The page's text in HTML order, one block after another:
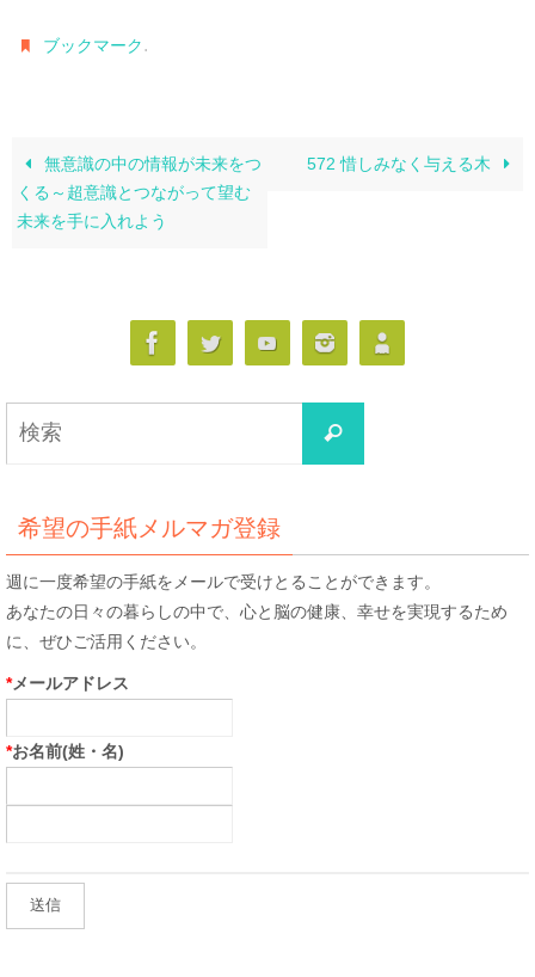
ブックマーク.
無意識の中の情報が未来をつ
くる～超意識とつながって望む
未来を手に入れよう
572 惜しみなく与える木
検
索
希望の手紙メルマガ登録
週に一度希望の手紙をメールで受けとることができます。
あなたの日々の暮らしの中で、心と脳の健康、幸せを実現するため
に、ぜひご活用ください。
*メールアドレス
*お名前(姓・名)